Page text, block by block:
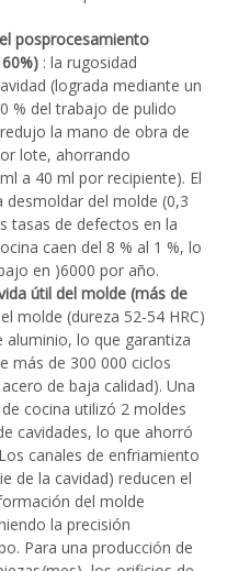
posprocesamiento
: la rugosidad
(lograda mediante un
% del trabajo de pulido
la mano de obra de
lote, ahorrando
a 40 ml por recipiente). El
desmoldar del molde (0,3
tasas de defectos en la
caen del 8 % al 1 %, lo
en )6000 por año.
útil del molde (más de
molde (dureza 52-54 HRC)
aluminio, lo que garantiza
más de 300 000 ciclos
de baja calidad). Una
cocina utilizó 2 moldes
cavidades, lo que ahorró
canales de enfriamiento
de la cavidad) reducen el
del molde
la precisión
Para una producción de